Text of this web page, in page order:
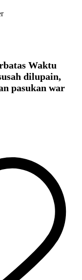
Waktu
dilupain,
pasukan war